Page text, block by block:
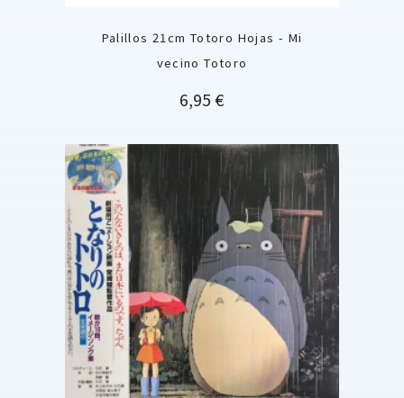
Palillos 21cm Totoro Hojas - Mi
vecino Totoro
Precio
6,95 €